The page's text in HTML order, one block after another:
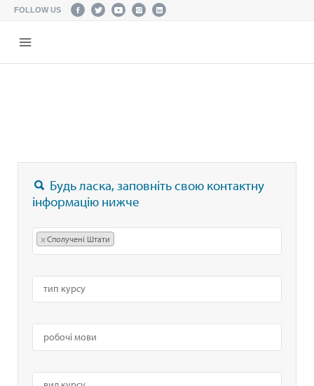
FOLLOW US
Будь ласка, заповніть свою контактну
інформацію нижче
×Сполучені Штати